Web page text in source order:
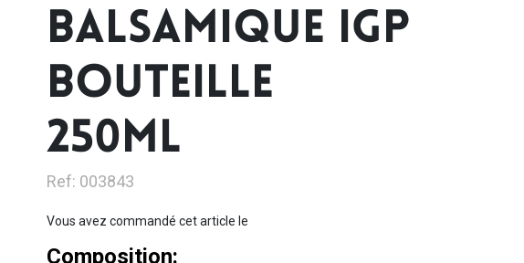
BALSAMIQUE IGP
BOUTEILLE
250ML
Ref: 003843
Vous avez commandé cet article le
Composition: